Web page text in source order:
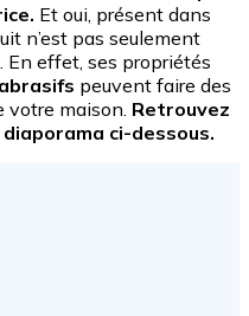
Et oui, présent dans
n’est pas seulement
En effet, ses propriétés
abrasifs peuvent faire des
votre maison. Retrouvez
ci-dessous.